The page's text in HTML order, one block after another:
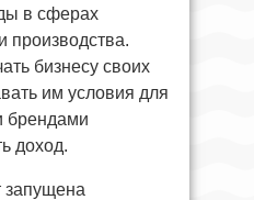
в сферах
производства.
бизнесу своих
им условия для
брендами
доход.
запущена